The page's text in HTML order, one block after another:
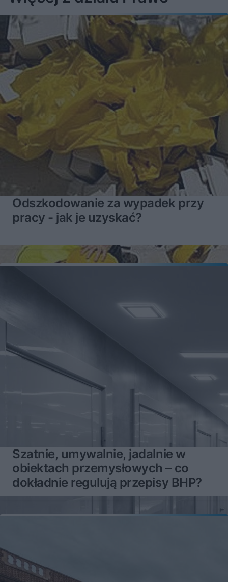
Odszkodowanie za wypadek przy
pracy - jak je uzyskać?
Szatnie, umywalnie, jadalnie w
obiektach przemysłowych – co
dokładnie regulują przepisy BHP?